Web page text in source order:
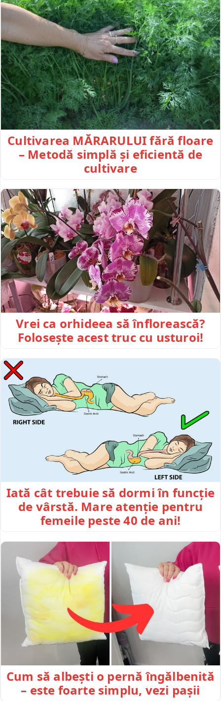
Cultivarea MĂRARULUI fără floare
– Metodă simplă și eficientă de
cultivare
Vrei ca orhideea să înflorească?
Folosește acest truc cu usturoi!
Iată cât trebuie să dormi în funcție
de vârstă. Mare atenție pentru
femeile peste 40 de ani!
Cum să albești o pernă îngălbenită
– este foarte simplu, vezi pașii